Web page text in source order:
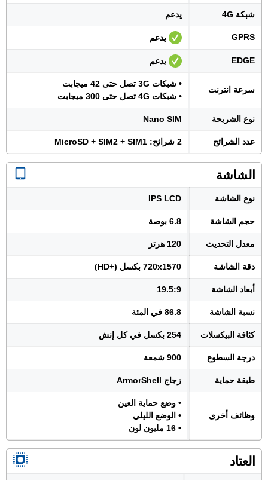
شبكة 4G يدعم
GPRS يدعم
EDGE يدعم
سرعة انترنت
• شبكات 3G تصل حتى 42 ميجابت
• شبكات 4G تصل حتى 300 ميجابت
نوع الشريحة Nano SIM
عدد الشرائح 2 شرائح: MicroSD + SIM2 + SIM1
الشاشة
نوع الشاشة IPS LCD
حجم الشاشة 6.8 بوصة
معدل التحديث 120 هرتز
دقة الشاشة 720x1570 بكسل (+HD)
أبعاد الشاشة 19.5:9
نسبة الشاشة 86.8 في المئة
كثافة البيكسلات 254 بكسل في كل إنش
درجة السطوع 900 شمعة
طبقة حماية زجاج ArmorShell
وظائف أخرى
• وضع حماية العين
• الوضع الليلي
• 16 مليون لون
العتاد